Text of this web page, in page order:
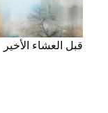
قبل العشاء الأخير